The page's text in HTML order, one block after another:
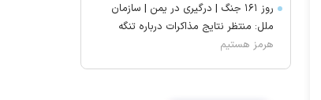
روز ۱۶۱ جنگ | درگیری در یمن | سازمان
ملل: منتظر نتایج مذاکرات درباره تنگه
هرمز هستیم